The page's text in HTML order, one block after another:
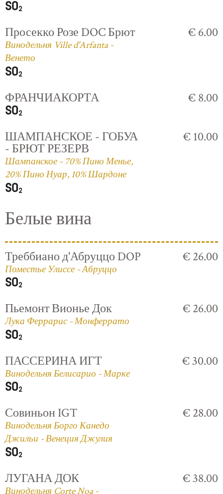
Просекко Розе DOC Брют
Винодельня Ville d'Arfanta -
Венето
€ 6.00
ФРАНЧИАКОРТА € 8.00
ШАМПАНСКОЕ - ГОБУА
- БРЮТ РЕЗЕРВ
Шампанское - 70% Пино Менье,
20% Пино Нуар, 10% Шардоне
€ 10.00
Белые вина
Треббиано д'Абруццо DOP
Поместье Улиссе - Абруццо
€ 26.00
Пьемонт Вионье Док
Лука Феррарис - Монферрато
€ 26.00
ПАССЕРИНА ИГТ
Винодельня Белисарио - Марке
€ 30.00
Совиньон IGT
Винодельня Борго Канедо
Джильи - Венеция Джулия
€ 28.00
ЛУГАНА ДОК
Винодельня Corte Noa -
€ 38.00